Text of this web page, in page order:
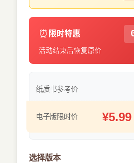
⏰ 限时特惠
活动结束后恢复原价
纸质书参考价
电子版限时价 ¥5.99
选择版本